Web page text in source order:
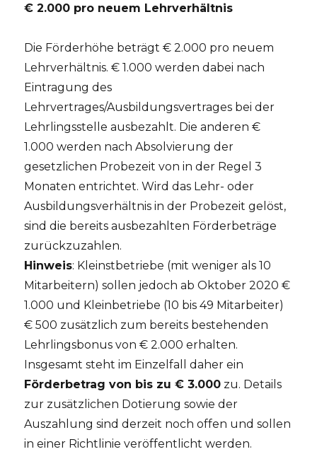
€ 2.000 pro neuem Lehrverhältnis
Die Förderhöhe beträgt € 2.000 pro neuem
Lehrverhältnis. € 1.000 werden dabei nach
Eintragung des
Lehrvertrages/Ausbildungsvertrages bei der
Lehrlingsstelle ausbezahlt. Die anderen €
1.000 werden nach Absolvierung der
gesetzlichen Probezeit von in der Regel 3
Monaten entrichtet. Wird das Lehr- oder
Ausbildungsverhältnis in der Probezeit gelöst,
sind die bereits ausbezahlten Förderbeträge
zurückzuzahlen.
Hinweis: Kleinstbetriebe (mit weniger als 10
Mitarbeitern) sollen jedoch ab Oktober 2020 €
1.000 und Kleinbetriebe (10 bis 49 Mitarbeiter)
€ 500 zusätzlich zum bereits bestehenden
Lehrlingsbonus von € 2.000 erhalten.
Insgesamt steht im Einzelfall daher ein
Förderbetrag von bis zu € 3.000 zu. Details
zur zusätzlichen Dotierung sowie der
Auszahlung sind derzeit noch offen und sollen
in einer Richtlinie veröffentlicht werden.